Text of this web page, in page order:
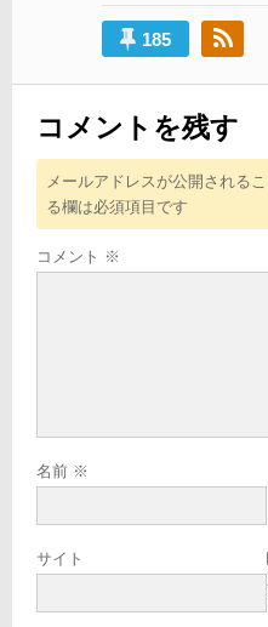
185
コメントを残す
メールアドレスが公開されるこ
る欄は必須項目です
コメント ※
名前 ※
サイト